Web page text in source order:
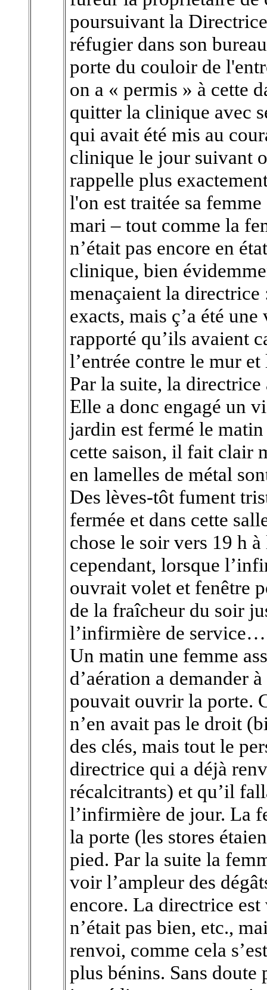
poursuivant la
réfugier dans son
porte du couloir de
on a « permis » à cette
quitter la clinique avec
qui avait été mis au
clinique le jour suivant
rappelle plus
l'on est traitée sa
mari – tout comme la
n’était pas encore en
clinique, bien
menaçaient la directrice
exacts, mais ç’a été
rapporté qu’ils avaient
l’entrée contre le mur
Par la suite, la directrice
Elle a donc engagé un
jardin est fermé le
cette saison, il fait clair
en lamelles de métal
Des lèves-tôt fument
fermée et dans cette
chose le soir vers 19 h
cependant, lorsque
ouvrait volet et fenêtre
de la fraîcheur du soir
l’infirmière de service…
Un matin une femme
d’aération a demander
pouvait ouvrir la porte.
n’en avait pas le droit
des clés, mais tout le
directrice qui a déjà
récalcitrants) et qu’il
l’infirmière de jour. La
la porte (les stores
pied. Par la suite la
voir l’ampleur des
encore. La directrice
n’était pas bien, etc.,
renvoi, comme cela
plus bénins. Sans doute